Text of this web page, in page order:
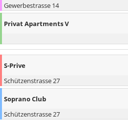
Gewerbestrasse 14
Privat Apartments V
S-Prive
Schützenstrasse 27
Soprano Club
Schützenstrasse 27